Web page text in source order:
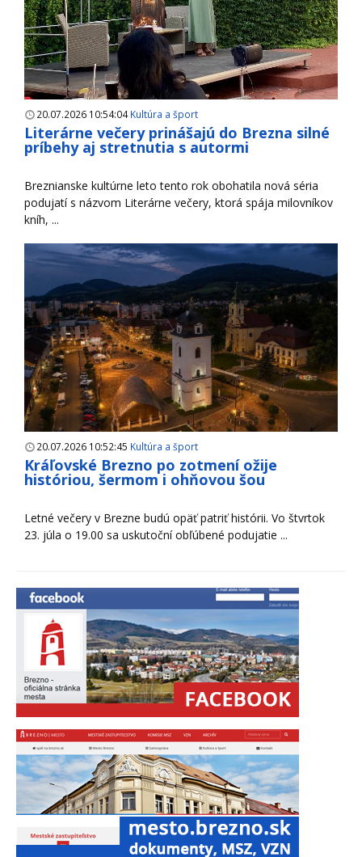
20.07.2026 10:54:04Kultúra a šport
Literárne večery prinášajú do Brezna silné
príbehy aj stretnutia s autormi
Breznianske kultúrne leto tento rok obohatila nová séria
podujatí s názvom Literárne večery, ktorá spája milovníkov
kníh, ...
20.07.2026 10:52:45 Kultúra a šport
Kráľovské Brezno po zotmení ožije
históriou, šermom i ohňovou šou
Letné večery v Brezne budú opäť patriť histórii. Vo štvrtok
23. júla o 19.00 sa uskutoční obľúbené podujatie ...